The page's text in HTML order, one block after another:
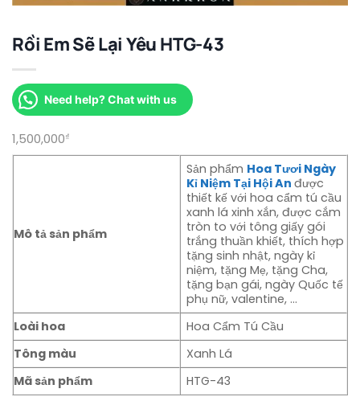
Rồi Em Sẽ Lại Yêu HTG-43
Need help? Chat with us
1,500,000₫
Mô tả sản phẩm
Sản phẩm Hoa Tươi Ngày
Kỉ Niệm Tại Hội Anđược
thiết kế với hoa cẩm tú cầu
xanh lá xinh xắn, được cắm
tròn to với tông giấy gói
trắng thuần khiết, thích hợp
tặng sinh nhật, ngày kỉ
niệm, tặng Mẹ, tặng Cha,
tặng bạn gái, ngày Quốc tế
phụ nữ, valentine, …
Loài hoa
Hoa Cẩm Tú Cầu
Tông màu
Xanh Lá
Mã sản phẩm
HTG-43